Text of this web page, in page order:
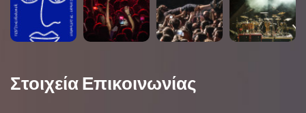
Στοιχεία Επικοινωνίας